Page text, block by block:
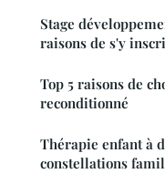
Stage
raisons de s'y
Top 5 raisons de
reconditionné
Thérapie enfant à
constellations